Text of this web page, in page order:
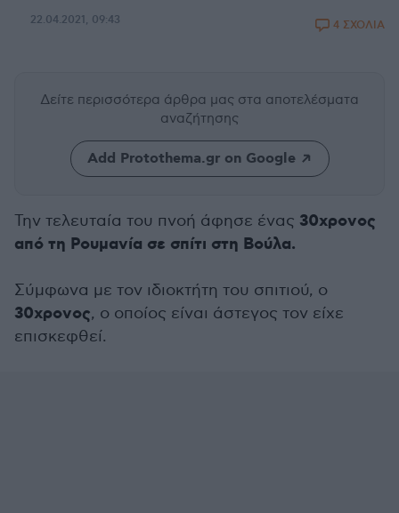
22.04.2021, 09:43 4 ΣΧΟΛΙΑ
Δείτε περισσότερα άρθρα μας στα αποτελέσματα
αναζήτησης
Add Protothema.gr on Google
Την τελευταία του πνοή άφησε ένας 30χρονος
από τη Ρουμανία σε σπίτι στη Βούλα.
Σύμφωνα με τον ιδιοκτήτη του σπιτιού, ο
30χρονος, ο οποίος είναι άστεγος τον είχε
επισκεφθεί.